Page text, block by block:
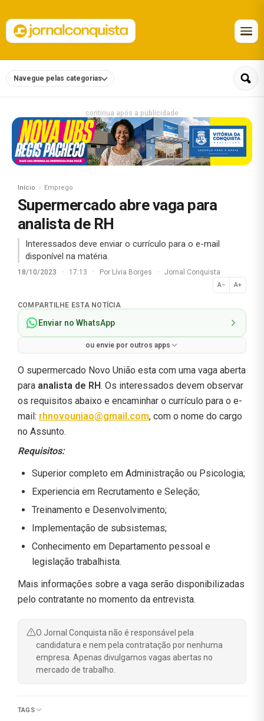
Navegue pelas categorias
continua após a publicidade
Início Emprego
Supermercado abre vaga para
analista de RH
Interessados deve enviar o currículo para o e-mail
disponível na matéria.
18/10/2023 · 17:13 · Por Lívia Borges · Jornal Conquista
A− A+
Normal
COMPARTILHE ESTA NOTÍCIA
Enviar no WhatsApp
ou envie por outros apps
O supermercado Novo União esta com uma vaga aberta
para analista de RH. Os interessados devem observar
os requisitos abaixo e encaminhar o currículo para o e-
mail: rhnovouniao@gmail.com, com o nome do cargo
no Assunto.
Requisitos:
Superior completo em Administração ou Psicologia;
Experiencia em Recrutamento e Seleção;
Treinamento e Desenvolvimento;
Implementação de subsistemas;
Conhecimento em Departamento pessoal e
legislação trabalhista.
Mais informações sobre a vaga serão disponibilizadas
pelo contratante no momento da entrevista.
O Jornal Conquista não é responsável pela
candidatura e nem pela contratação por nenhuma
empresa. Apenas divulgamos vagas abertas no
mercado de trabalho.
TAGS